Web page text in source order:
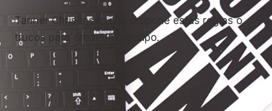
Tanner Chrisensen nos propone estas reglas o
trucos para crear un logotipo.